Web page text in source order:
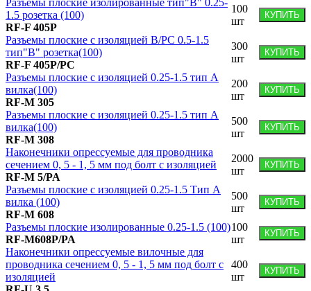
Разъемы плоские изолированные тип"В" 0.25-
1.5 розетка (100)
RF-F 405P
100
шт
КУПИТЬ
Разъемы плоские с изоляцией B/PC 0.5-1.5
тип"B" розетка(100)
RF-F 405P/PC
300
шт
КУПИТЬ
Разъемы плоские с изоляцией 0.25-1.5 тип А
вилка(100)
RF-M 305
200
шт
КУПИТЬ
Разъемы плоские с изоляцией 0.25-1.5 тип А
вилка(100)
RF-M 308
500
шт
КУПИТЬ
Наконечники опрессуемые для проводника
сечением 0, 5 - 1, 5 мм под болт с изоляцией
RF-M 5/PA
2000
шт
КУПИТЬ
Разъемы плоские с изоляцией 0.25-1.5 Тип А
вилка (100)
RF-M 608
500
шт
КУПИТЬ
Разъемы плоские изолированные 0.25-1.5 (100)
RF-M608P/PA
100
шт
КУПИТЬ
Наконечники опрессуемые вилочные для
проводника сечением 0, 5 - 1, 5 мм под болт с
изоляцией
400
шт
КУПИТЬ